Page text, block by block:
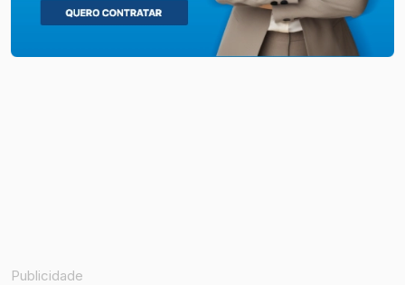
Publicidade